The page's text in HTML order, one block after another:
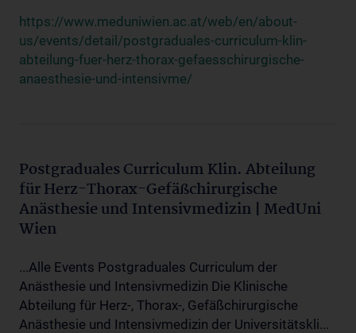
https://www.meduniwien.ac.at/web/en/about-
us/events/detail/postgraduales-curriculum-klin-
abteilung-fuer-herz-thorax-gefaesschirurgische-
anaesthesie-und-intensivme/
Postgraduales Curriculum Klin. Abteilung
für Herz-Thorax-Gefäßchirurgische
Anästhesie und Intensivmedizin | MedUni
Wien
...Alle Events Postgraduales Curriculum der
Anästhesie und Intensivmedizin Die Klinische
Abteilung für Herz-, Thorax-, Gefäßchirurgische
Anästhesie und Intensivmedizin der Universitätskli...